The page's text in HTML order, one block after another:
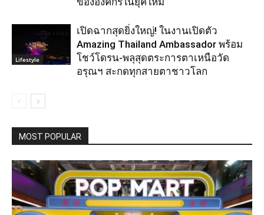
Lifestyle
เปิดฉากสุดยิ่งใหญ่! ในงานเปิดตัว
Amazing Thailand Ambassador พร้อม
โชว์โดรน-พลุสุดตระการตาเหนือวัด
อรุณฯ สะกดทุกสายตาชาวโลก
MOST POPULAR